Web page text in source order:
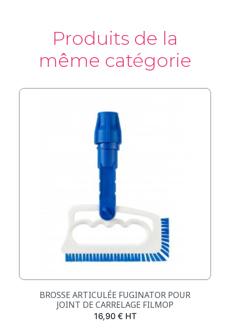
Produits de la
même catégorie
BROSSE ARTICULÉE FUGINATOR POUR
JOINT DE CARRELAGE FILMOP
Prix
16,90 € HT